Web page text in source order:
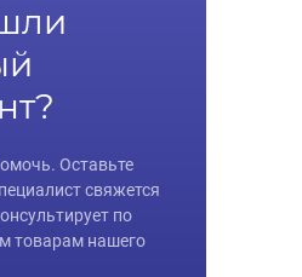
Оставьте
свяжется
по
товарам нашего